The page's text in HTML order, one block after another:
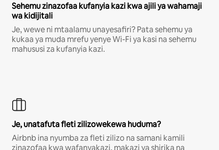
Sehemu zinazofaa kufanyia kazi kwa ajili ya wahamaji
wa kidijitali
Je, wewe ni mtaalamu unayesafiri? Pata sehemu ya
kukaa ya muda mrefu yenye Wi-Fi ya kasi na sehemu
mahususi za kufanyia kazi.
Je, unatafuta fleti zilizowekewa huduma?
Airbnb ina nyumba za fleti zilizo na samani kamili
zinazofaa kwa wafanyakazi, makazi ya shirika na